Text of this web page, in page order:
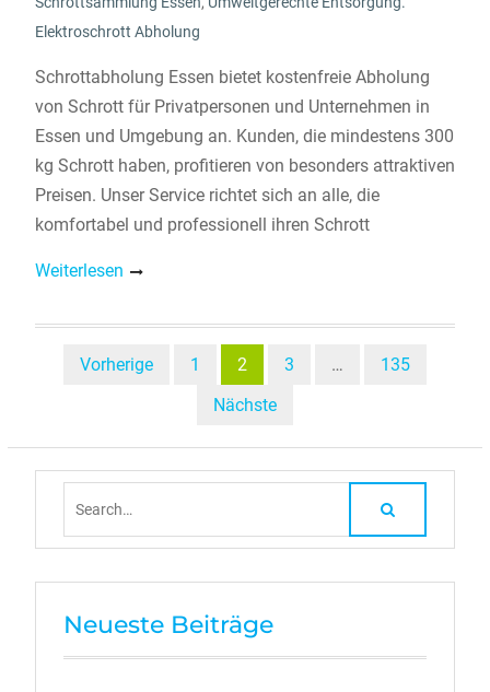
Elektroschrott Abholung
Schrottabholung Essen bietet kostenfreie Abholung
von Schrott für Privatpersonen und Unternehmen in
Essen und Umgebung an. Kunden, die mindestens 300
kg Schrott haben, profitieren von besonders attraktiven
Preisen. Unser Service richtet sich an alle, die
komfortabel und professionell ihren Schrott
Weiterlesen
Beitragsnavigation
Vorherige 1 2 3 …
135
Nächste
Neueste Beiträge